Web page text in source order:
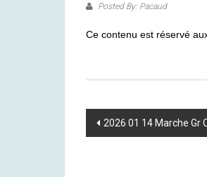
Posted By: Pacaud
Ce contenu est réservé
Post
Navigation
2026 01 14 Marche Gr